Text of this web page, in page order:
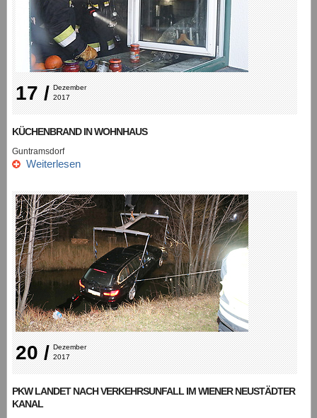
17 / Dezember
2017
KÜCHENBRAND IN WOHNHAUS
Guntramsdorf
Weiterlesen
20 / Dezember
2017
PKW LANDET NACH VERKEHRSUNFALL IM WIENER NEUSTÄDTER
KANAL